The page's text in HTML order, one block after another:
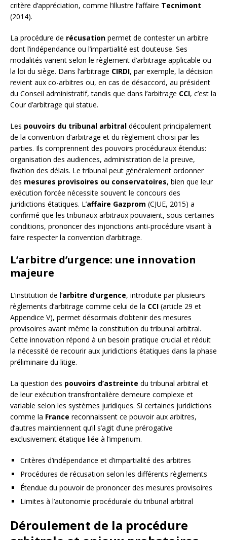
critère d’appréciation, comme l’illustre l’affaire Tecnimont
(2014).
La procédure de récusation permet de contester un arbitre
dont l’indépendance ou l’impartialité est douteuse. Ses
modalités varient selon le règlement d’arbitrage applicable ou
la loi du siège. Dans l’arbitrage CIRDI, par exemple, la décision
revient aux co-arbitres ou, en cas de désaccord, au président
du Conseil administratif, tandis que dans l’arbitrage CCI, c’est la
Cour d’arbitrage qui statue.
Les pouvoirs du tribunal arbitral découlent principalement
de la convention d’arbitrage et du règlement choisi par les
parties. Ils comprennent des pouvoirs procéduraux étendus:
organisation des audiences, administration de la preuve,
fixation des délais. Le tribunal peut généralement ordonner
des mesures provisoires ou conservatoires, bien que leur
exécution forcée nécessite souvent le concours des
juridictions étatiques. L’affaire Gazprom (CJUE, 2015) a
confirmé que les tribunaux arbitraux pouvaient, sous certaines
conditions, prononcer des injonctions anti-procédure visant à
faire respecter la convention d’arbitrage.
L’arbitre d’urgence: une innovation
majeure
L’institution de l’arbitre d’urgence, introduite par plusieurs
règlements d’arbitrage comme celui de la CCI (article 29 et
Appendice V), permet désormais d’obtenir des mesures
provisoires avant même la constitution du tribunal arbitral.
Cette innovation répond à un besoin pratique crucial et réduit
la nécessité de recourir aux juridictions étatiques dans la phase
préliminaire du litige.
La question des pouvoirs d’astreinte du tribunal arbitral et
de leur exécution transfrontalière demeure complexe et
variable selon les systèmes juridiques. Si certaines juridictions
comme la France reconnaissent ce pouvoir aux arbitres,
d’autres maintiennent qu’il s’agit d’une prérogative
exclusivement étatique liée à l’imperium.
Critères d’indépendance et d’impartialité des arbitres
Procédures de récusation selon les différents règlements
Étendue du pouvoir de prononcer des mesures provisoires
Limites à l’autonomie procédurale du tribunal arbitral
Déroulement de la procédure